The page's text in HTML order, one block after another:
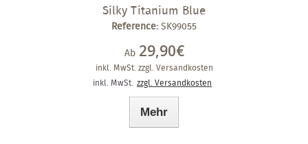
Silky Titanium Blue
Reference: SK99055
Ab 29,90€
inkl. MwSt. zzgl. Versandkosten
inkl. MwSt. zzgl. Versandkosten
Mehr